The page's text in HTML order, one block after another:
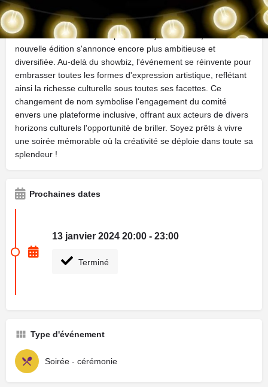
Après le triomphe de sa première édition en janvier 2023, La
Nuit des Acteurs du Showbiz évolue et devient La Nuit des
Acteurs Culturels. Prévue pour le 13 janvier 2024, cette
nouvelle édition s'annonce encore plus ambitieuse et
diversifiée. Au-delà du showbiz, l'événement se réinvente pour
embrasser toutes les formes d'expression artistique, reflétant
ainsi la richesse culturelle sous toutes ses facettes. Ce
changement de nom symbolise l'engagement du comité
envers une plateforme inclusive, offrant aux acteurs de divers
horizons culturels l'opportunité de briller. Soyez prêts à vivre
une soirée mémorable où la créativité se déploie dans toute sa
splendeur !
Prochaines dates
13 janvier 2024 20:00 - 23:00
Terminé
Type d'événement
Soirée - cérémonie